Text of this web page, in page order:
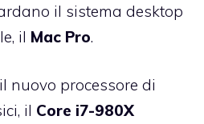
il sistema desktop
il Mac Pro.
nuovo processore di
il Core i7-980X